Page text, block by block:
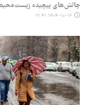
چالش‌های پیچیده‌
۱۴۰۴-۱۰-۱۶ ۱۲:۴۱